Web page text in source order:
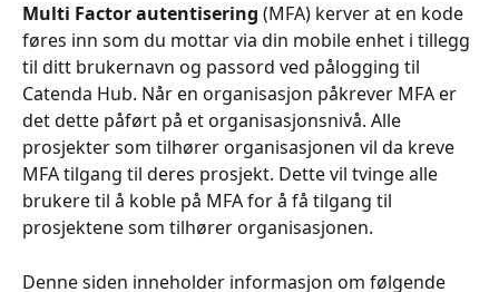
Multi Factor autentisering (MFA) kerver at en kode
føres inn som du mottar via din mobile enhet i tillegg
til ditt brukernavn og passord ved pålogging til
Catenda Hub. Når en organisasjon påkrever MFA er
det dette påført på et organisasjonsnivå. Alle
prosjekter som tilhører organisasjonen vil da kreve
MFA tilgang til deres prosjekt. Dette vil tvinge alle
brukere til å koble på MFA for å få tilgang til
prosjektene som tilhører organisasjonen.
Denne siden inneholder informasjon om følgende